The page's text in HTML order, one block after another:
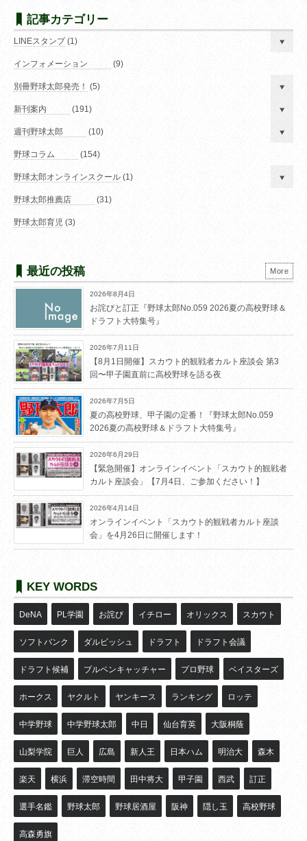
記事カテゴリー
LINEスタンプ(1)
インフォメーション (9)
別冊野球太郎発売！ (5)
新刊案内 (191)
週刊野球太郎 (10)
野球コラム (154)
野球太郎オンラインスクール (1)
野球太郎推薦店 (31)
野球太郎育児 (3)
最近の投稿
2026年8月4日
お詫びと訂正『野球太郎No.059 2026夏の高校野球＆
ドラフト大特集号』
2026年7月11日
【8月1日開催】スカウト的観戦者カルト座談会 第3
回〜甲子園直前に高校野球を語る夜
2026年7月5日
夏の高校野球、甲子園の定番！『野球太郎No.059
2026夏の高校野球＆ドラフト大特集号』
2026年6月29日
【緊急開催】オンラインイベント「スカウト的観戦者
カルト座談会」【7月4日、ご参加ください！】
2026年4月14日
オンラインイベント「スカウト的観戦者カルト座談
会」を4月26日に開催します！
More
KEY WORDS
DeNA PL学園 お詫び イチロー オリックス スカウト
ソフトバンク ダルビッシュ ドラフト ドラフト会議
ドラフト候補 ブルペンキャッチャー プロ野球 ベイスターズ
ホークス ヤクルト ヤンキース ランキング ロッテ
中学野球 中学野球太郎 中日 仙台育英 大阪桐蔭
山梨学院 巨人 広島 新人王 日本ハム 明治大 森木
楽天 横浜 滞空時間 田中将大 甲子園 西武 訂正
選手名鑑 野球太郎 野球居酒屋 阪神 隠し玉 高校野球
高森勇旗